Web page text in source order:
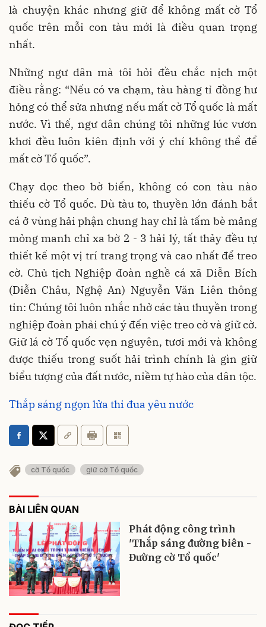
là chuyện khác nhưng giữ để không mất cờ Tổ
quốc trên mỗi con tàu mới là điều quan trọng
nhất.
Những ngư dân mà tôi hỏi đều chắc nịch một
điều rằng: “Nếu có va chạm, tàu hàng tỉ đồng hư
hỏng có thể sửa nhưng nếu mất cờ Tổ quốc là mất
nước. Vì thế, ngư dân chúng tôi những lúc vươn
khơi đều luôn kiên định với ý chí không thể để
mất cờ Tổ quốc”.
Chạy dọc theo bờ biển, không có con tàu nào
thiếu cờ Tổ quốc. Dù tàu to, thuyền lớn đánh bắt
cá ở vùng hải phận chung hay chỉ là tấm bè mảng
mỏng manh chỉ xa bờ 2 - 3 hải lý, tất thảy đều tự
thiết kế một vị trí trang trọng và cao nhất để treo
cờ. Chủ tịch Nghiệp đoàn nghề cá xã Diễn Bích
(Diễn Châu, Nghệ An) Nguyễn Văn Liên thông
tin: Chúng tôi luôn nhắc nhở các tàu thuyền trong
nghiệp đoàn phải chú ý đến việc treo cờ và giữ cờ.
Giữ lá cờ Tổ quốc vẹn nguyên, tươi mới và không
được thiếu trong suốt hải trình chính là gìn giữ
biểu tượng của đất nước, niềm tự hào của dân tộc.
Thắp sáng ngọn lửa thi đua yêu nước
cờ Tổ quốc giữ cờ Tổ quốc
BÀI LIÊN QUAN
Phát động công trình
'Thắp sáng đường biên -
Đường cờ Tổ quốc'